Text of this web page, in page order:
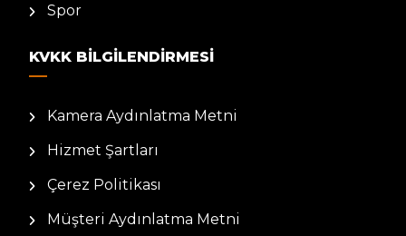
Spor
KVKK BILGILENDIRMESI
Kamera Aydınlatma Metni
Hizmet Şartları
Çerez Politikası
Müşteri Aydınlatma Metni